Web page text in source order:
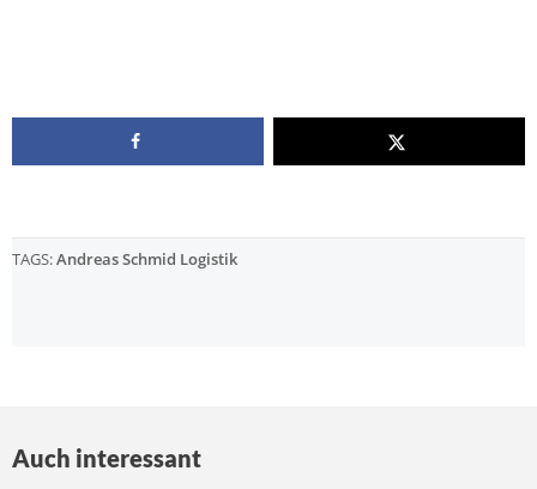
TAGS:Andreas Schmid Logistik
Auch interessant